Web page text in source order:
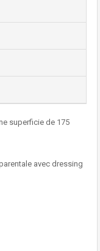
superficie de 175
avec dressing